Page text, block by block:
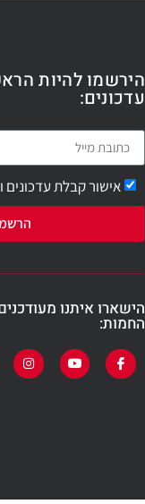
הירשמו להיות
עדכונים:
אישור קבלת עדכונים
הישארו איתנו
החמות: